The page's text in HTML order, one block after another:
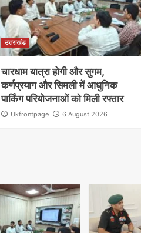
उत्तराखंड
चारधाम यात्रा होगी और सुगम,
कर्णप्रयाग और सिमली में आधुनिक
पार्किंग परियोजनाओं को मिली रफ्तार
Ukfrontpage 6 August 2026